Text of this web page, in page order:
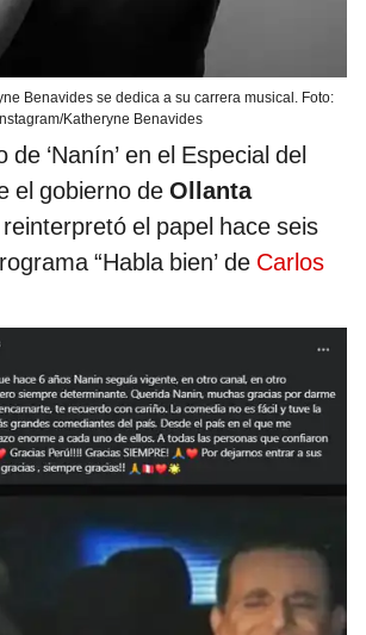
Benavides se dedica a su carrera musical. Foto:
Instagram/Katheryne Benavides
de ‘Nanín’ en el Especial del
el gobierno de Ollanta
el papel hace seis
“Habla bien’ de Carlos